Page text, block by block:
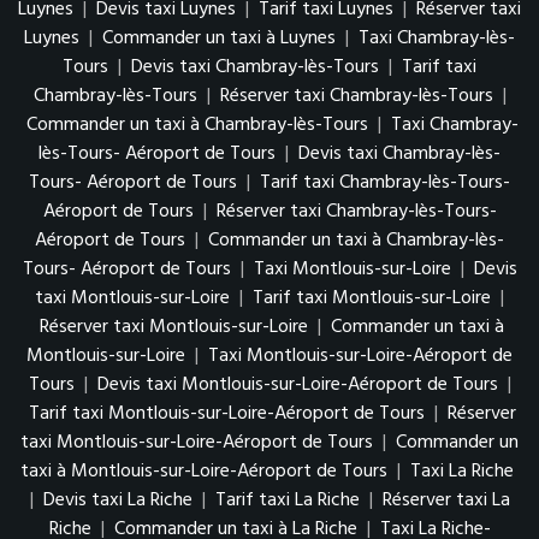
Luynes | Devis taxi Luynes | Tarif taxi Luynes | Réserver taxi
Luynes | Commander un taxi à Luynes | Taxi Chambray-lès-
Tours | Devis taxi Chambray-lès-Tours | Tarif taxi
Chambray-lès-Tours | Réserver taxi Chambray-lès-Tours |
Commander un taxi à Chambray-lès-Tours | Taxi Chambray-
lès-Tours- Aéroport de Tours | Devis taxi Chambray-lès-
Tours- Aéroport de Tours | Tarif taxi Chambray-lès-Tours-
Aéroport de Tours | Réserver taxi Chambray-lès-Tours-
Aéroport de Tours | Commander un taxi à Chambray-lès-
Tours- Aéroport de Tours | Taxi Montlouis-sur-Loire | Devis
taxi Montlouis-sur-Loire | Tarif taxi Montlouis-sur-Loire |
Réserver taxi Montlouis-sur-Loire | Commander un taxi à
Montlouis-sur-Loire | Taxi Montlouis-sur-Loire-Aéroport de
Tours | Devis taxi Montlouis-sur-Loire-Aéroport de Tours |
Tarif taxi Montlouis-sur-Loire-Aéroport de Tours | Réserver
taxi Montlouis-sur-Loire-Aéroport de Tours | Commander un
taxi à Montlouis-sur-Loire-Aéroport de Tours | Taxi La Riche
| Devis taxi La Riche | Tarif taxi La Riche | Réserver taxi La
Riche | Commander un taxi à La Riche | Taxi La Riche-